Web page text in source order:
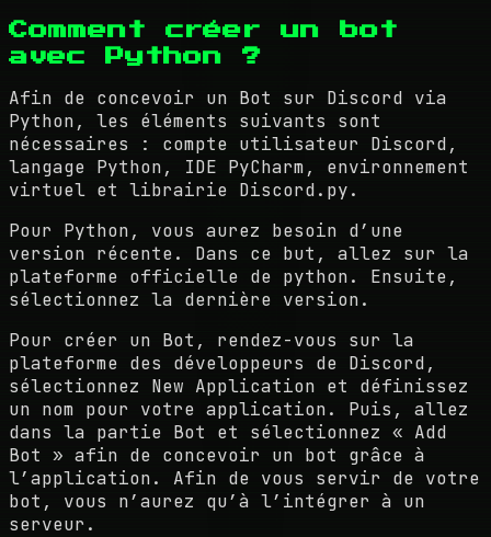
Comment créer un bot
avec Python ?
Afin de concevoir un Bot sur Discord via
Python, les éléments suivants sont
nécessaires : compte utilisateur Discord,
langage Python, IDE PyCharm, environnement
virtuel et librairie Discord.py.
Pour Python, vous aurez besoin d’une
version récente. Dans ce but, allez sur la
plateforme officielle de python. Ensuite,
sélectionnez la dernière version.
Pour créer un Bot, rendez-vous sur la
plateforme des développeurs de Discord,
sélectionnez New Application et définissez
un nom pour votre application. Puis, allez
dans la partie Bot et sélectionnez « Add
Bot » afin de concevoir un bot grâce à
l’application. Afin de vous servir de votre
bot, vous n’aurez qu’à l’intégrer à un
serveur.